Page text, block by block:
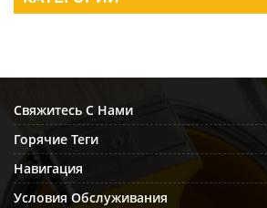
Свяжитесь С Нами
Горячие Теги
Навигация
Условия Обслуживания